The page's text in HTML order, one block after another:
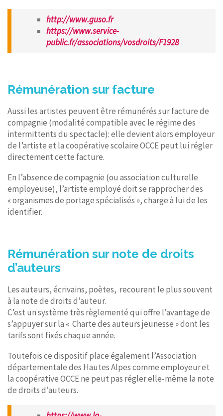
http://www.guso.fr
https://www.service-
public.fr/associations/vosdroits/F1928
Rémunération sur facture
Aussi les artistes peuvent être rémunérés sur facture de
compagnie (modalité compatible avec le régime des
intermittents du spectacle): elle devient alors employeur
de l’artiste et la coopérative scolaire OCCE peut lui régler
directement cette facture.
En l’absence de compagnie (ou association culturelle
employeuse), l’artiste employé doit se rapprocher des
« organismes de portage spécialisés », charge à lui de les
identifier.
Rémunération sur note de droits
d’auteurs
Les auteurs, écrivains, poètes, recourent le plus souvent
à la note de droits d’auteur.
C’est un système très règlementé qui offre l’avantage de
s’appuyer sur la « Charte des auteurs jeunesse » dont les
tarifs sont fixés chaque année.
Toutefois ce dispositif place également l’Association
départementale des Hautes Alpes comme employeur et
la coopérative OCCE ne peut pas régler elle-même la note
de droits d’auteurs.